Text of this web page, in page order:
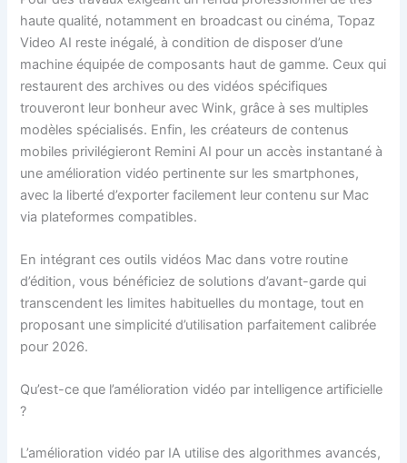
haute qualité, notamment en broadcast ou cinéma, Topaz
Video AI reste inégalé, à condition de disposer d’une
machine équipée de composants haut de gamme. Ceux qui
restaurent des archives ou des vidéos spécifiques
trouveront leur bonheur avec Wink, grâce à ses multiples
modèles spécialisés. Enfin, les créateurs de contenus
mobiles privilégieront Remini AI pour un accès instantané à
une amélioration vidéo pertinente sur les smartphones,
avec la liberté d’exporter facilement leur contenu sur Mac
via plateformes compatibles.
En intégrant ces outils vidéos Mac dans votre routine
d’édition, vous bénéficiez de solutions d’avant-garde qui
transcendent les limites habituelles du montage, tout en
proposant une simplicité d’utilisation parfaitement calibrée
pour 2026.
Qu’est-ce que l’amélioration vidéo par intelligence artificielle
?
L’amélioration vidéo par IA utilise des algorithmes avancés,